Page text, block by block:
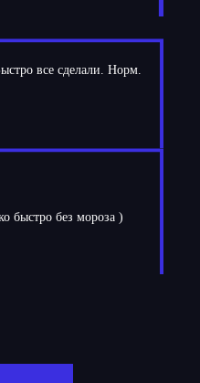
все сделали. Норм.
быстро без мороза )